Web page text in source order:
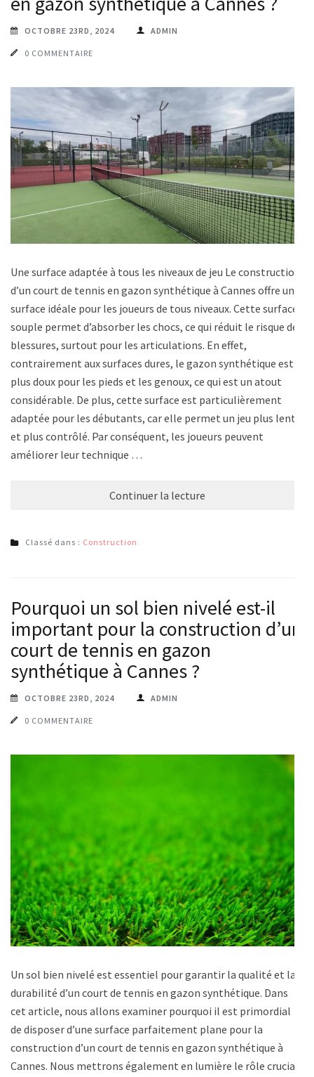
OCTOBRE 23RD, 2024 ADMIN
0 COMMENTAIRE
Une surface adaptée à tous les niveaux de jeu Le construction
d’un court de tennis en gazon synthétique à Cannes offre une
surface idéale pour les joueurs de tous niveaux. Cette surface
souple permet d’absorber les chocs, ce qui réduit le risque de
blessures, surtout pour les articulations. En effet,
contrairement aux surfaces dures, le gazon synthétique est
plus doux pour les pieds et les genoux, ce qui est un atout
considérable. De plus, cette surface est particulièrement
adaptée pour les débutants, car elle permet un jeu plus lent
et plus contrôlé. Par conséquent, les joueurs peuvent
améliorer leur technique …
Continuer la lecture
Classé dans : Construction
Pourquoi un sol bien nivelé est-il
important pour la construction d’un
court de tennis en gazon
synthétique à Cannes ?
OCTOBRE 23RD, 2024 ADMIN
0 COMMENTAIRE
Un sol bien nivelé est essentiel pour garantir la qualité et la
durabilité d’un court de tennis en gazon synthétique. Dans
cet article, nous allons examiner pourquoi il est primordial
de disposer d’une surface parfaitement plane pour la
construction d’un court de tennis en gazon synthétique à
Cannes. Nous mettrons également en lumière le rôle crucial